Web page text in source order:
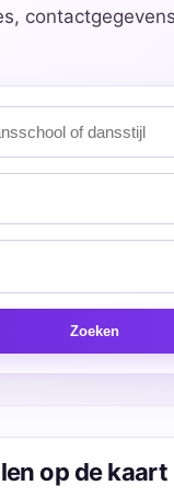
Zoeken
op de kaart